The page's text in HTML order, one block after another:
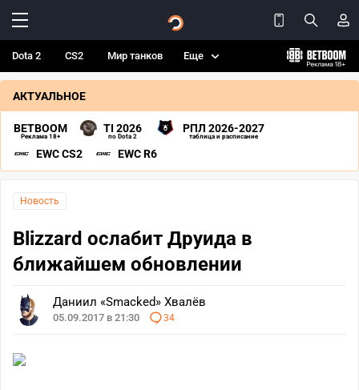
Dota 2 CS2 Мир танков Еще
АКТУАЛЬНОЕ
BETBOOM
Реклама 18+
TI 2026
по Dota 2
РПЛ 2026-2027
таблица и расписание
EWC CS2 EWC R6
Новость
Blizzard ослабит Друида в
ближайшем обновлении
Даниил «Smacked» Хвалёв
05.09.2017 в 21:30 34